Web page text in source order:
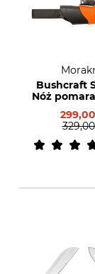
Bushcraft
Nóż
329,00